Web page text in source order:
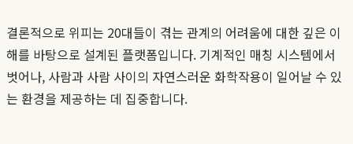
결론적으로 위피는 20대들이 겪는 관계의 어려움에 대한 깊은 이
해를 바탕으로 설계된 플랫폼입니다. 기계적인 매칭 시스템에서
벗어나, 사람과 사람 사이의 자연스러운 화학작용이 일어날 수 있
는 환경을 제공하는 데 집중합니다.